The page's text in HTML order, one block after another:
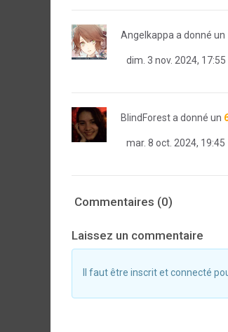
Angelkappa a donné un
dim. 3 nov. 2024, 17:55
BlindForesta donné un
mar. 8 oct. 2024, 19:45
Commentaires (0)
Laissez un commentaire
Il faut être inscrit et connecté